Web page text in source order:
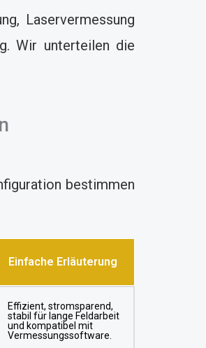
Laservermessung
Wir unterteilen die
bestimmen
Einfache Erläuterung
Effizient, stromsparend,
stabil für lange Feldarbeit
und kompatibel mit
Vermessungssoftware.